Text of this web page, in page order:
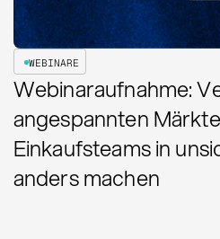
WEBINARE
Webinaraufnahme:
angespannten
Einkaufsteams in
anders machen